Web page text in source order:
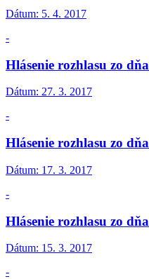
Dátum: 5. 4. 2017
-
Hlásenie rozhlasu zo
Dátum: 27. 3. 2017
-
Hlásenie rozhlasu zo
Dátum: 17. 3. 2017
-
Hlásenie rozhlasu zo
Dátum: 15. 3. 2017
-